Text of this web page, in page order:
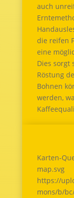
auch
die reifen
eine
Dies sorgt
Röstung
Bohnen
werden,
Karten-
map.svg
https://
mons/b/